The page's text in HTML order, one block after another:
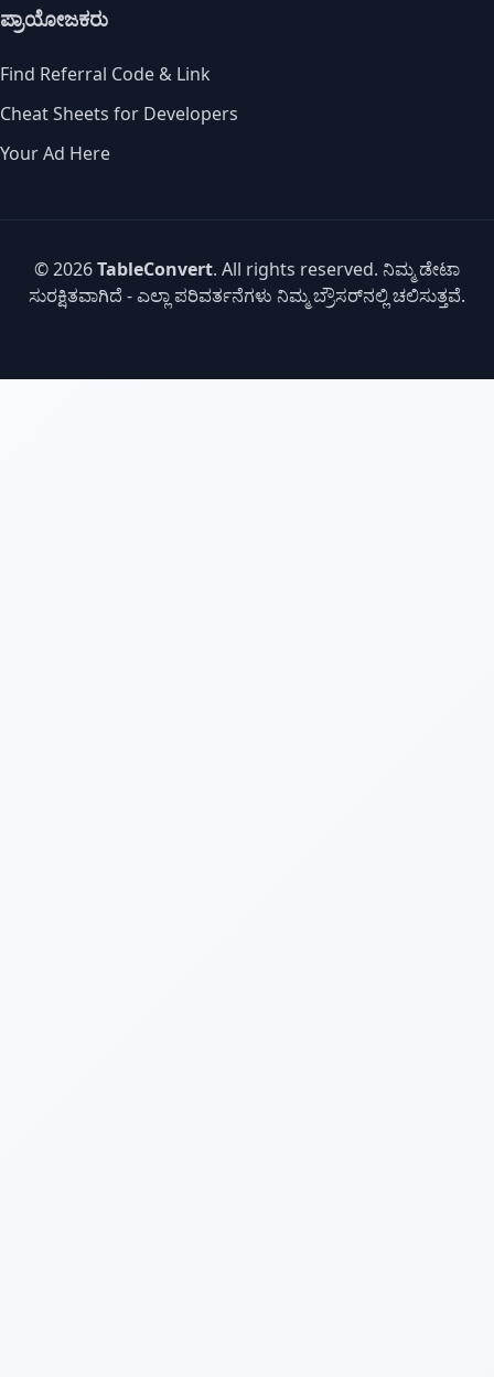
ಪ್ರಾಯೋಜಕರು
Find Referral Code & Link
Cheat Sheets for Developers
Your Ad Here
© 2026TableConvert. All rights reserved. ನಿಮ್ಮ ಡೇಟಾ
ಸುರಕ್ಷಿತವಾಗಿದೆ - ಎಲ್ಲಾ ಪರಿವರ್ತನೆಗಳು ನಿಮ್ಮ ಬ್ರೌಸರ್‌ನಲ್ಲಿ ಚಲಿಸುತ್ತವೆ.